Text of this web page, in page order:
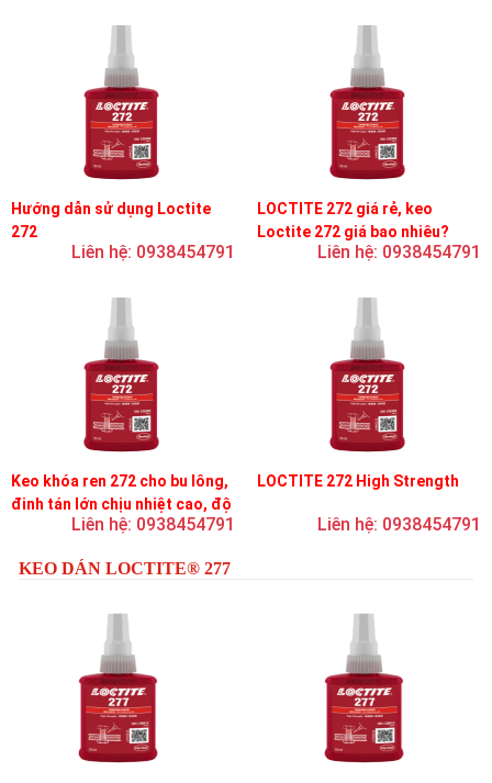
Hướng dẫn sử dụng Loctite
272
Liên hệ: 0938454791
LOCTITE 272 giá rẻ, keo
Loctite 272 giá bao nhiêu?
Liên hệ: 0938454791
Keo khóa ren 272 cho bu lông,
đinh tán lớn chịu nhiệt cao, độ
bền cao, độ nhớt trung bình
Liên hệ: 0938454791
LOCTITE 272 High Strength
Liên hệ: 0938454791
KEO DÁN LOCTITE® 277